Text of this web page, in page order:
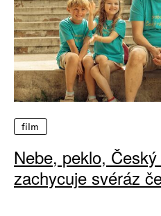
film
Nebe, peklo,
zachycuje svéráz